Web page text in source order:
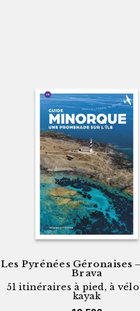
Les Pyrénées Géronaises
Brava
51 itinéraires à pied, à
kayak